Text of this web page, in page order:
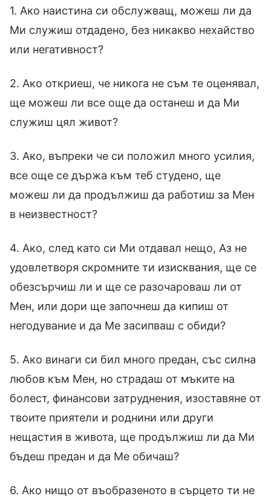
1. Ако наистина си обслужващ, можеш ли да
Ми служиш отдадено, без никакво нехайство
или негативност?
2. Ако откриеш, че никога не съм те оценявал,
ще можеш ли все още да останеш и да Ми
служиш цял живот?
3. Ако, въпреки че си положил много усилия,
все още се държа към теб студено, ще
можеш ли да продължиш да работиш за Мен
в неизвестност?
4. Ако, след като си Ми отдавал нещо, Аз не
удовлетворя скромните ти изисквания, ще се
обезсърчиш ли и ще се разочароваш ли от
Мен, или дори ще започнеш да кипиш от
негодувание и да Ме засипваш с обиди?
5. Ако винаги си бил много предан, със силна
любов към Мен, но страдаш от мъките на
болест, финансови затруднения, изоставяне от
твоите приятели и роднини или други
нещастия в живота, ще продължиш ли да Ми
бъдеш предан и да Ме обичаш?
6. Ако нищо от въобразеното в сърцето ти не